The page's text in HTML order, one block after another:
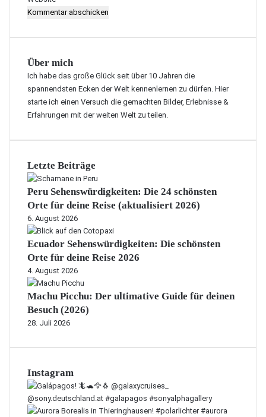
Über mich
Ich habe das große Glück seit über 10 Jahren die
spannendsten Ecken der Welt kennenlernen zu dürfen. Hier
starte ich einen Versuch die gemachten Bilder, Erlebnisse &
Erfahrungen mit der weiten Welt zu teilen.
Letzte Beiträge
Peru Sehenswürdigkeiten: Die 24 schönsten
Orte für deine Reise (aktualisiert 2026)
6. August 2026
Ecuador Sehenswürdigkeiten: Die schönsten
Orte für deine Reise 2026
4. August 2026
Machu Picchu: Der ultimative Guide für deinen
Besuch (2026)
28. Juli 2026
Instagram